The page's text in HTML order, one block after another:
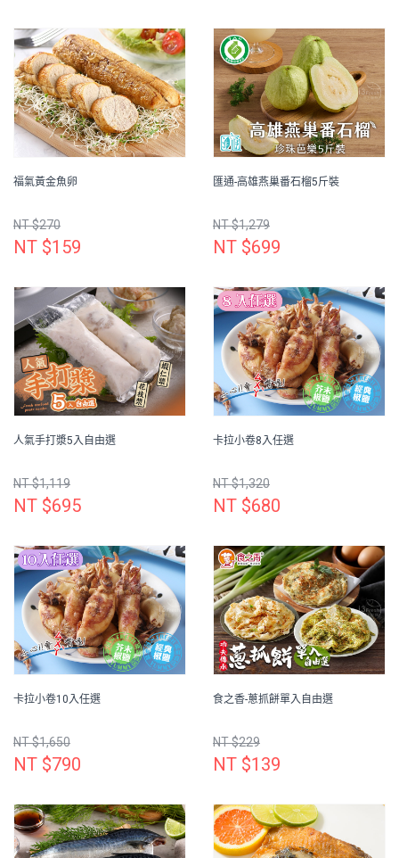
福氣黃金魚卵
NT $270
NT $159
匯通-高雄燕巢番石榴5斤裝
NT $1,279
NT $699
人氣手打漿5入自由選
NT $1,119
NT $695
卡拉小卷8入任選
NT $1,320
NT $680
卡拉小卷10入任選
NT $1,650
NT $790
食之香-蔥抓餅單入自由選
NT $229
NT $139